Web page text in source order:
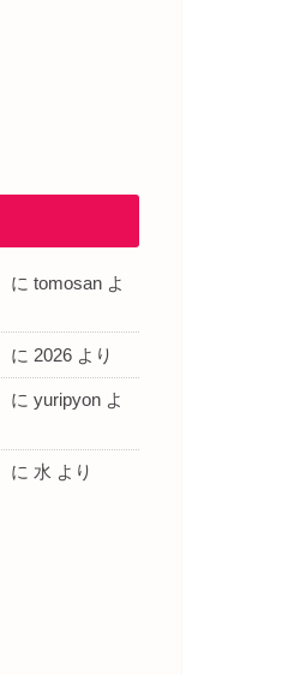
に tomosan よ
に 2026 より
に yuripyon よ
に 水 より